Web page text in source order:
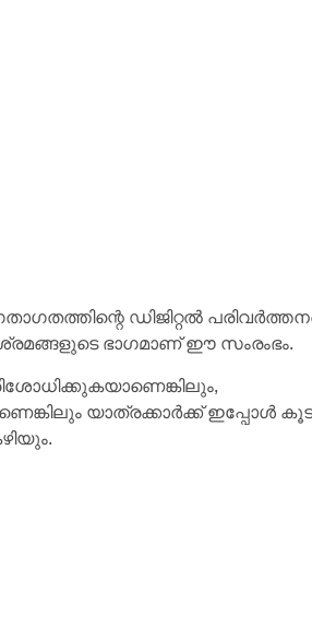
ഡിജിറ്റൽ
ഭാഗമാണ് ഈ സംരംഭം.
യാത്രക്കാർക്ക് ഇപ്പോൾ